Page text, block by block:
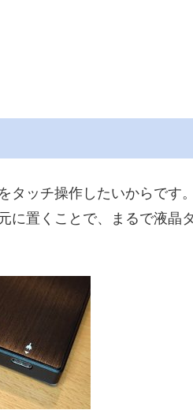
ッチ操作したいからです。
に置くことで、まるで液晶